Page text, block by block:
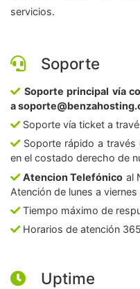
servicios.
Soporte
Soporte principal vía
a
Soporte vía ticket a
Soporte rápido a
en el costado derecho de
Atencion Telefónico al
Atención de lunes a
Tiempo máximo de
Horarios de atención
Uptime